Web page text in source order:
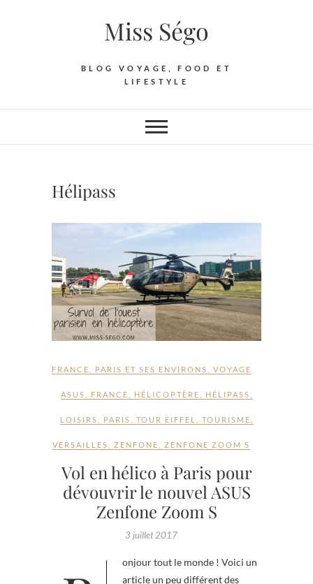
Miss Ségo
BLOG VOYAGE, FOOD ET
LIFESTYLE
Hélipass
FRANCE PARIS ET SES ENVIRONS VOYAGE
ASUS FRANCE HÉLICOPTÈRE HÉLIPASS
LOISIRS PARIS TOUR EIFFEL TOURISME
VERSAILLES ZENFONE ZENFONE ZOOM S
Vol en hélico à Paris pour
dévouvrir le nouvel ASUS
Zenfone Zoom S
3 juillet 2017
article un peu différent des